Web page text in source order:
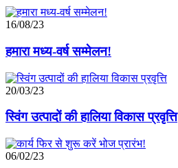
16/08/23
हमारा मध्य-वर्ष सम्मेलन!
20/03/23
स्विंग उत्पादों की हालिया विकास प्रवृत्ति
06/02/23